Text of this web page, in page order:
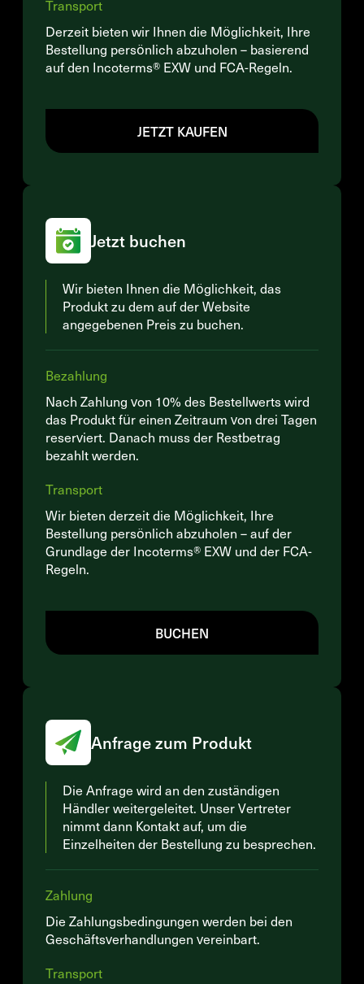
Transport
Derzeit bieten wir Ihnen die Möglichkeit, Ihre
Bestellung persönlich abzuholen – basierend
auf den Incoterms® EXW und FCA-Regeln.
JETZT KAUFEN
Jetzt buchen
Wir bieten Ihnen die Möglichkeit, das
Produkt zu dem auf der Website
angegebenen Preis zu buchen.
Bezahlung
Nach Zahlung von 10% des Bestellwerts wird
das Produkt für einen Zeitraum von drei Tagen
reserviert. Danach muss der Restbetrag
bezahlt werden.
Transport
Wir bieten derzeit die Möglichkeit, Ihre
Bestellung persönlich abzuholen – auf der
Grundlage der Incoterms® EXW und der FCA-
Regeln.
BUCHEN
Anfrage zum Produkt
Die Anfrage wird an den zuständigen
Händler weitergeleitet. Unser Vertreter
nimmt dann Kontakt auf, um die
Einzelheiten der Bestellung zu besprechen.
Zahlung
Die Zahlungsbedingungen werden bei den
Geschäftsverhandlungen vereinbart.
Transport